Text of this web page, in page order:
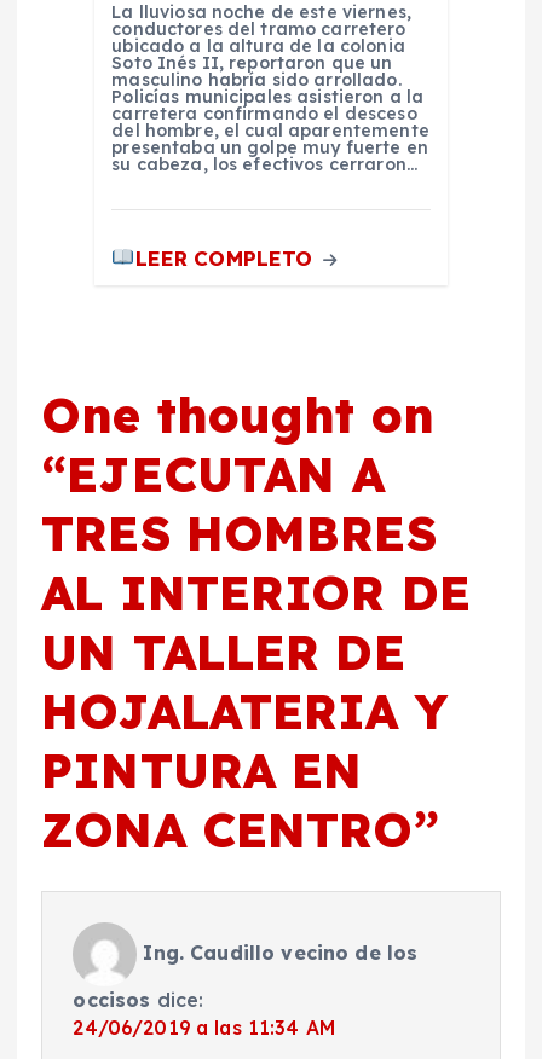
La lluviosa noche de este viernes,
conductores del tramo carretero
ubicado a la altura de la colonia
Soto Inés II, reportaron que un
masculino habría sido arrollado.
Policías municipales asistieron a la
carretera confirmando el desceso
del hombre, el cual aparentemente
presentaba un golpe muy fuerte en
su cabeza, los efectivos cerraron…
LEER COMPLETO
One thought on
“EJECUTAN A
TRES HOMBRES
AL INTERIOR DE
UN TALLER DE
HOJALATERIA Y
PINTURA EN
ZONA CENTRO”
Ing. Caudillo vecino de los
occisos dice:
24/06/2019 a las 11:34 AM